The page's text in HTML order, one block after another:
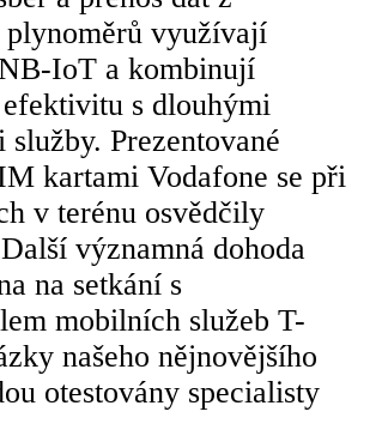
plynoměrů využívají
IoT a kombinují
s dlouhými
Prezentované
kartami Vodafone se při
v terénu osvědčily
významná dohoda
na setkání s
mobilních služeb T-
našeho nějnovějšího
otestovány specialisty